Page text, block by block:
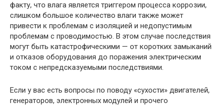
факту, что влага является триггером процесса коррозии,
слишком большое количество влаги также может
привести к проблемам с изоляцией и недопустимым
проблемам с проводимостью. В этом случае последствия
могут быть катастрофическими — от коротких замыканий
и отказов оборудования до поражения электрическим
током с непредсказуемыми последствиями.
Если у вас есть вопросы по поводу «сухости» двигателей,
генераторов, электронных модулей и прочего